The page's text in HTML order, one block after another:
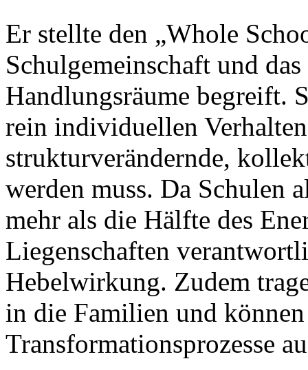
Er stellte den „Whole
Schulgemeinschaft und
Handlungsräume begreift.
rein individuellen
strukturverändernde,
werden muss. Da Schulen
mehr als die Hälfte des
Liegenschaften
Hebelwirkung. Zudem
in die Familien und
Transformationsprozesse